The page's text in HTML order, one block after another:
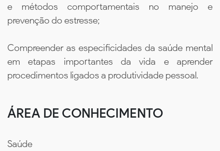
e métodos comportamentais no manejo e
prevenção do estresse;
Compreender as especificidades da saúde mental
em etapas importantes da vida e aprender
procedimentos ligados a produtividade pessoal.
ÁREA DE CONHECIMENTO
Saúde